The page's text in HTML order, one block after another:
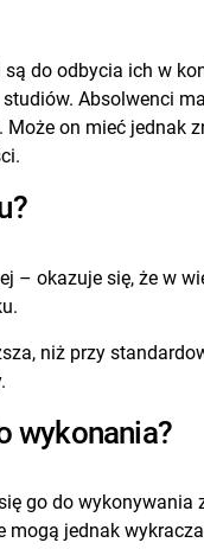
do odbycia ich w
Absolwenci
on mieć jednak
– okazuje się, że w
niż przy
wykonania?
go do wykonywania
jednak